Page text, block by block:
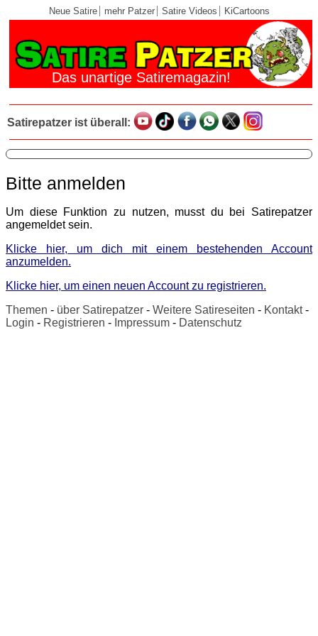
Neue Satire mehr Patzer Satire Videos KiCartoons
Das unartige Satiremagazin!
Satirepatzer ist überall:
Bitte anmelden
Um diese Funktion zu nutzen, musst du bei Satirepatzer
angemeldet sein.
Klicke hier, um dich mit einem bestehenden Account
anzumelden.
Klicke hier, um einen neuen Account zu registrieren.
Themen - über Satirepatzer - Weitere Satireseiten - Kontakt-
Login - Registrieren - Impressum - Datenschutz